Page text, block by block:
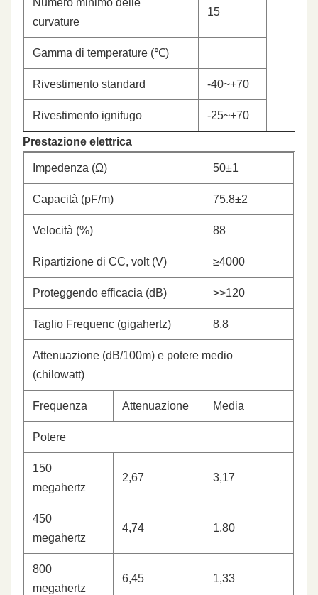
Numero minimo delle
curvature
15
Gamma di temperature (℃)
Rivestimento standard -40~+70
Rivestimento ignifugo -25~+70
Prestazione elettrica
Impedenza (Ω) 50±1
Capacità (pF/m) 75.8±2
Velocità (%) 88
Ripartizione di CC, volt (V) ≥4000
Proteggendo efficacia (dB) >>120
Taglio Frequenc (gigahertz) 8,8
Attenuazione (dB/100m) e potere medio
(chilowatt)
Frequenza Attenuazione Media
Potere
150
megahertz
2,67 3,17
450
megahertz
4,74 1,80
800
megahertz
6,45 1,33